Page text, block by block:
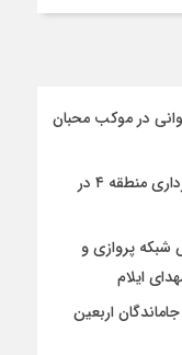
در موکب محبان
خدمات رسانی موکب محبان الرضای شهرداری منطقه ۴ در
پروازی و
ایلام
اربعین